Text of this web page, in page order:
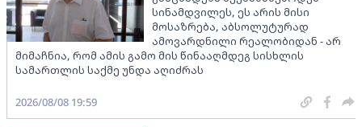
სინამდვილეს, ეს არის მისი
მოსაზრება, აბსოლუტურად
ამოვარდნილი რეალობიდან - არ
მიმაჩნია, რომ ამის გამო მის წინააღმდეგ სისხლის
სამართლის საქმე უნდა აღიძრას
2026/08/08 19:59